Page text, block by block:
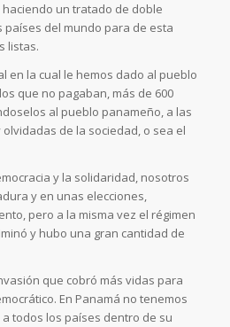
un tratado de doble
del mundo para de esta
listas.
en la cual le hemos dado al pueblo
que no pagaban, más de 600
al pueblo panameño, a las
de la sociedad, o sea el
y la solidaridad, nosotros
y en unas elecciones,
pero a la misma vez el régimen
y hubo una gran cantidad de
que cobró más vidas para
En Panamá no tenemos
todos los países dentro de su